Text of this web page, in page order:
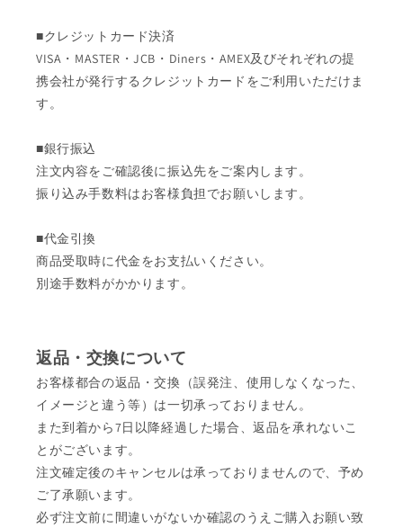
■クレジットカード決済
VISA・MASTER・JCB・Diners・AMEX及びそれぞれの提
携会社が発行するクレジットカードをご利用いただけま
す。
■銀行振込
注文内容をご確認後に振込先をご案内します。
振り込み手数料はお客様負担でお願いします。
■代金引換
商品受取時に代金をお支払いください。
別途手数料がかかります。
返品・交換について
お客様都合の返品・交換（誤発注、使用しなくなった、
イメージと違う等）は一切承っておりません。
また到着から7日以降経過した場合、返品を承れないこ
とがございます。
注文確定後のキャンセルは承っておりませんので、予め
ご了承願います。
必ず注文前に間違いがないか確認のうえご購入お願い致